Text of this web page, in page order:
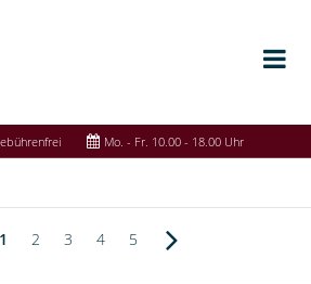
Mo. - Fr. 10.00 - 18.00 Uhr
1 2 3 4 5